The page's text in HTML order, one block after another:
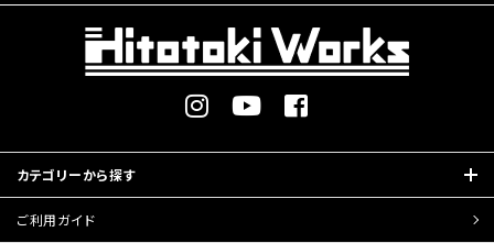
カテゴリーから探す
ご利用ガイド